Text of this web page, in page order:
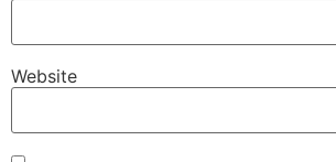
Website